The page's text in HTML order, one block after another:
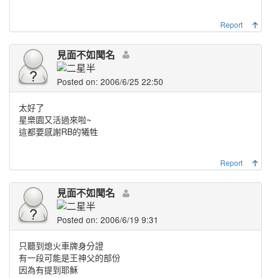
Report
見面不如聞名
Posted on: 2006/6/25 22:50
太好了
星樂園又活過來啦~
這都要感謝RB的犧牲
Report
見面不如聞名
Posted on: 2006/6/19 9:31
只聽到熄火車牌身分證
有一段可能是王神父的部份
因為有提到耶穌